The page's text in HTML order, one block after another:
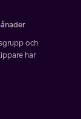
och
har